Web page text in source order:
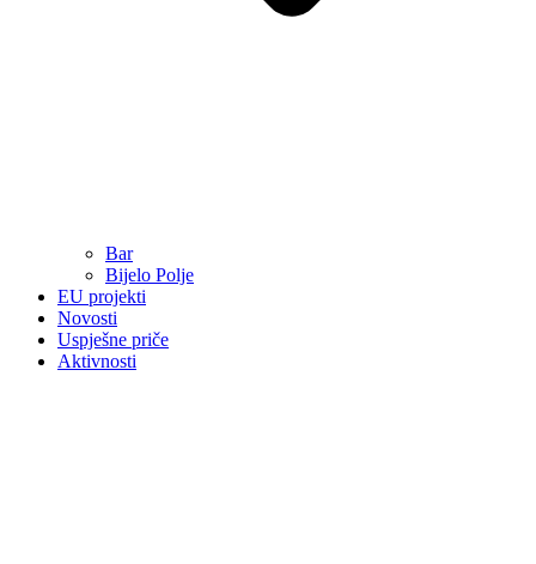
Bar
Bijelo Polje
EU projekti
Novosti
Uspješne priče
Aktivnosti